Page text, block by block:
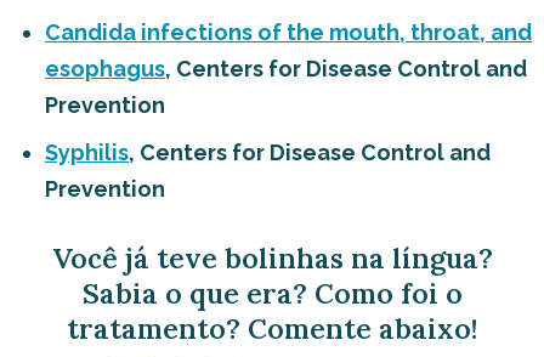
Candida infections of the mouth, throat, and
esophagus, Centers for Disease Control and
Prevention
Syphilis, Centers for Disease Control and
Prevention
Você já teve bolinhas na língua?
Sabia o que era? Como foi o
tratamento? Comente abaixo!